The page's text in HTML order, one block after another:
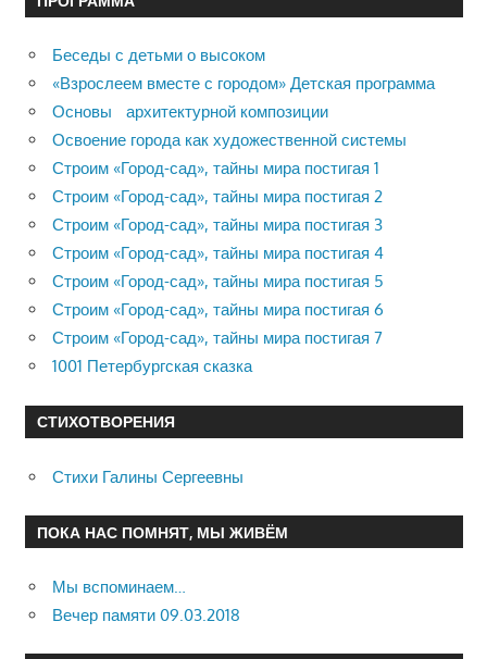
Беседы с детьми о высоком
«Взрослеем вместе с городом» Детская программа
Основы архитектурной композиции
Освоение города как художественной системы
Строим «Город-сад», тайны мира постигая 1
Строим «Город-сад», тайны мира постигая 2
Строим «Город-сад», тайны мира постигая 3
Строим «Город-сад», тайны мира постигая 4
Строим «Город-сад», тайны мира постигая 5
Строим «Город-сад», тайны мира постигая 6
Строим «Город-сад», тайны мира постигая 7
1001 Петербургская сказка
СТИХОТВОРЕНИЯ
Стихи Галины Сергеевны
ПОКА НАС ПОМНЯТ, МЫ ЖИВЁМ
Мы вспоминаем…
Вечер памяти 09.03.2018